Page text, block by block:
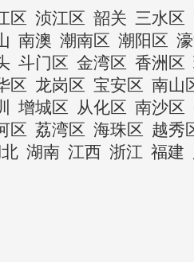
区 浈江区 韶关 三水区
南澳 潮南区 潮阳区
斗门区 金湾区 香洲区
区 龙岗区 宝安区 南山
增城区 从化区 南沙区
区 荔湾区 海珠区 越秀
湖南 江西 浙江 福建